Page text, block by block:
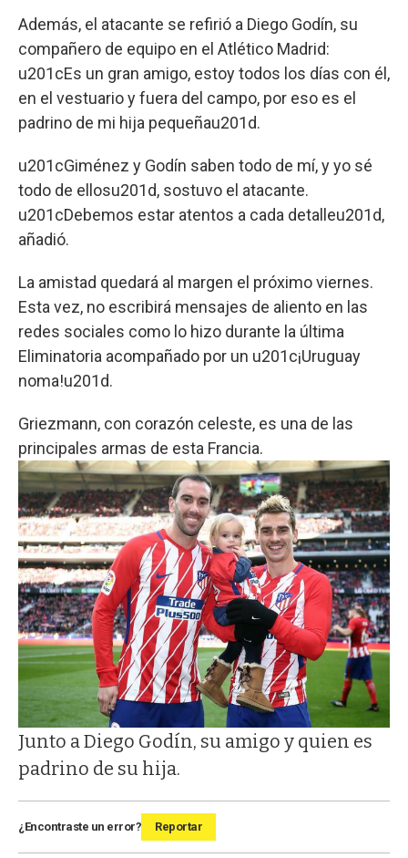
Además, el atacante se refirió a Diego Godín, su
compañero de equipo en el Atlético Madrid:
u201cEs un gran amigo, estoy todos los días con él,
en el vestuario y fuera del campo, por eso es el
padrino de mi hija pequeñau201d.
u201cGiménez y Godín saben todo de mí, y yo sé
todo de ellosu201d, sostuvo el atacante.
u201cDebemos estar atentos a cada detalleu201d,
añadió.
La amistad quedará al margen el próximo viernes.
Esta vez, no escribirá mensajes de aliento en las
redes sociales como lo hizo durante la última
Eliminatoria acompañado por un u201c¡Uruguay
noma!u201d.
Griezmann, con corazón celeste, es una de las
principales armas de esta Francia.
Junto a Diego Godín, su amigo y quien es
padrino de su hija.
¿Encontraste un error? Reportar